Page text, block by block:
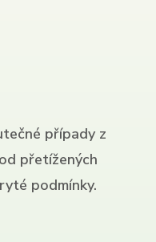
případy z
přetížených
podmínky.